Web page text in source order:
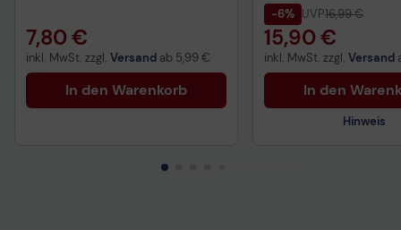
7,80 €
inkl. MwSt. zzgl. Versand ab 5,99 €
In den Warenkorb
-6% UVP16,99 €
15,90 €
inkl. MwSt. zzgl. Versand
In den
Hinweis